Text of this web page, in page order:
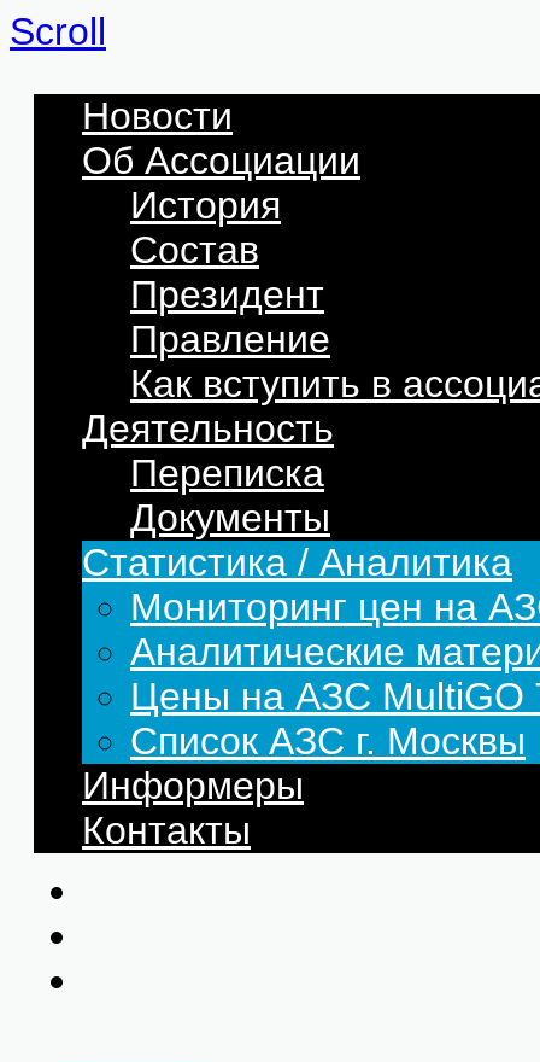
Scroll
Новости
Об Ассоциации
История
Состав
Президент
Правление
Как вступить в
Деятельность
Переписка
Документы
Статистика / Аналитика
Мониторинг цен на
Аналитические
Цены на АЗС
Список АЗС г. Москвы
Информеры
Контакты